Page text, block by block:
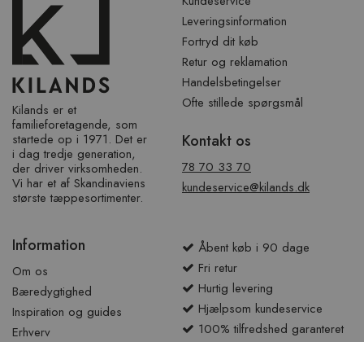
Kilands er et
familieforetagende, som
startede op i 1971. Det er
i dag tredje generation,
der driver virksomheden.
Vi har et af ​​Skandinaviens
største tæppesortimenter.
Leveringsinformation
Fortryd dit køb
Retur og reklamation
Handelsbetingelser
Ofte stillede spørgsmål
Kontakt os
78 70 33 70
kundeservice@kilands.dk
Information
Om os
Bæredygtighed
Inspiration og guides
Erhverv
Åbent køb i 90 dage
Fri retur
Hurtig levering
Hjælpsom kundeservice
100% tilfredshed garanteret